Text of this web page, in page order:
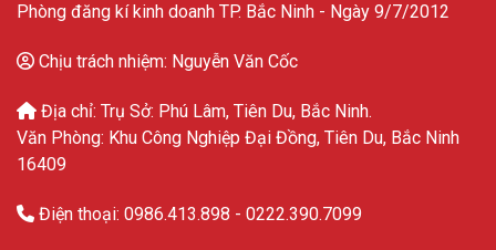
Phòng đăng kí kinh doanh TP. Bắc Ninh - Ngày 9/7/2012
Chịu trách nhiệm: Nguyễn Văn Cốc
Địa chỉ: Trụ Sở: Phú Lâm, Tiên Du, Bắc Ninh.
Văn Phòng: Khu Công Nghiệp Đại Đồng, Tiên Du, Bắc Ninh
16409
Điện thoại: 0986.413.898 - 0222.390.7099